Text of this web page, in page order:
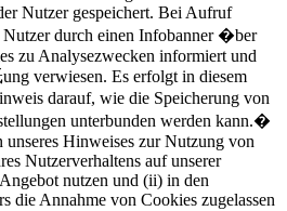
Nutzer gespeichert. Bei Aufruf
Nutzer durch einen Infobanner �ber
zu Analysezwecken informiert und
verwiesen. Es erfolgt in diesem
darauf, wie die Speicherung von
unterbunden werden kann.�
unseres Hinweises zur Nutzung von
Nutzerverhaltens auf unserer
nutzen und (ii) in den
die Annahme von Cookies zugelassen